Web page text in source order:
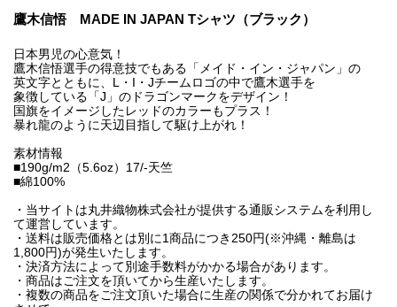
鷹木信悟 MADE IN JAPAN Tシャツ（ブラック）
日本男児の心意気！
鷹木信悟選手の得意技でもある「メイド・イン・ジャパン」の
英文字とともに、L・I・Jチームロゴの中で鷹木選手を
象徴している「J」のドラゴンマークをデザイン！
国旗をイメージしたレッドのカラーもプラス！
暴れ龍のように天辺目指して駆け上がれ！
素材情報
■190g/m2（5.6oz）17/-天竺
■綿100%
・当サイトは丸井織物株式会社が提供する通販システムを利用し
て運営しています。
・送料は販売価格とは別に1商品につき250円(※沖縄・離島は
1,800円)が発生いたします。
・決済方法によって別途手数料がかかる場合があります。
・商品はご注文を頂いてから生産いたします。
・複数の商品をご注文頂いた場合に生産の関係で分かれてお届け